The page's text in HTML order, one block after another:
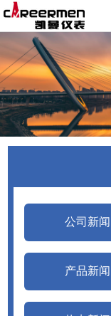
网
首
页
品
中
心
质
量
体
新
闻
客
公司新闻
产品新闻